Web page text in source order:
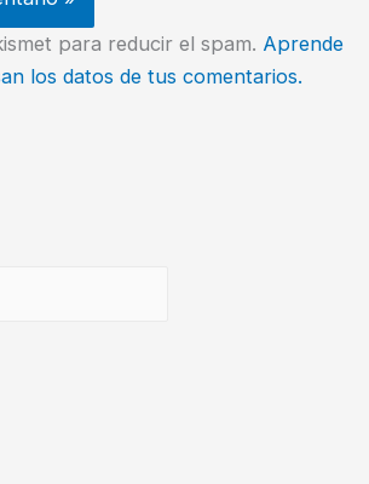
para reducir el spam. Aprende
los datos de tus comentarios.